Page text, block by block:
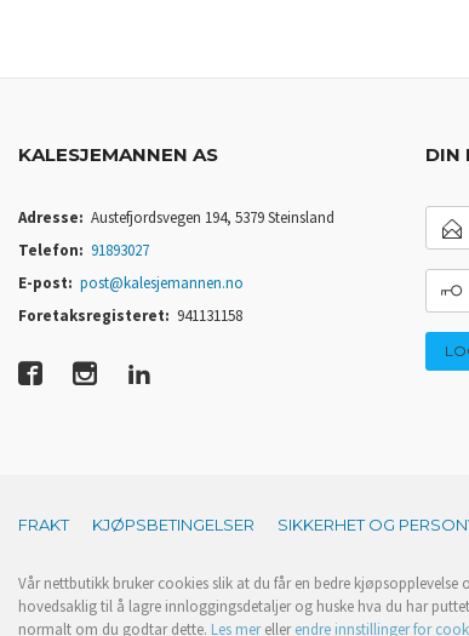
KALESJEMANNEN AS
Adresse: Austefjordsvegen 194, 5379 Steinsland
Telefon: 91893027
E-post: post@kalesjemannen.no
Foretaksregisteret: 941131158
DIN
FRAKT KJØPSBETINGELSER SIKKERHET OG
Vår nettbutikk bruker cookies slik at du får en bedre kjøpsopplevelse
hovedsaklig til å lagre innloggingsdetaljer og huske hva du har
normalt om du godtar dette. Les merellerendre innstillinger for